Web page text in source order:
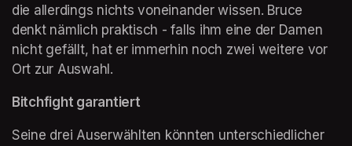
die allerdings nichts voneinander wissen. Bruce
denkt nämlich praktisch - falls ihm eine der Damen
nicht gefällt, hat er immerhin noch zwei weitere vor
Ort zur Auswahl.
Bitchfight garantiert
Seine drei Auserwählten könnten unterschiedlicher